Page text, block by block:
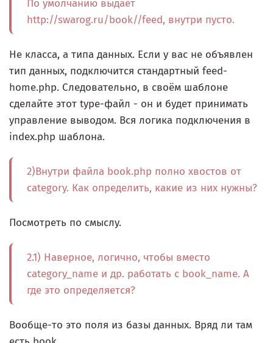
По умолчанию выдаёт
http://swarog.ru/book//feed, внутри пусто.
Не класса, а типа данных. Если у вас не объявлен
тип данных, подключится стандартный feed-
home.php. Следовательно, в своём шаблоне
сделайте этот type-файл - он и будет принимать
управление выводом. Вся логика подключения в
index.php шаблона.
2)Внутри файла book.php полно хвостов от
category. Как определить, какие из них нужны?
Посмотреть по смыслу.
2.1) Наверное, логично, чтобы вместо
category_name и др. работать с book_name. А
где это определяется?
Вообще-то это поля из базы данных. Вряд ли там